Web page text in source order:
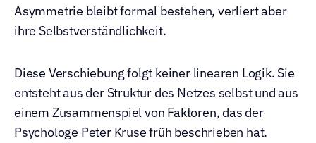
Asymmetrie bleibt formal bestehen, verliert aber
ihre Selbstverständlichkeit.
Diese Verschiebung folgt keiner linearen Logik. Sie
entsteht aus der Struktur des Netzes selbst und aus
einem Zusammenspiel von Faktoren, das der
Psychologe Peter Kruse früh beschrieben hat.